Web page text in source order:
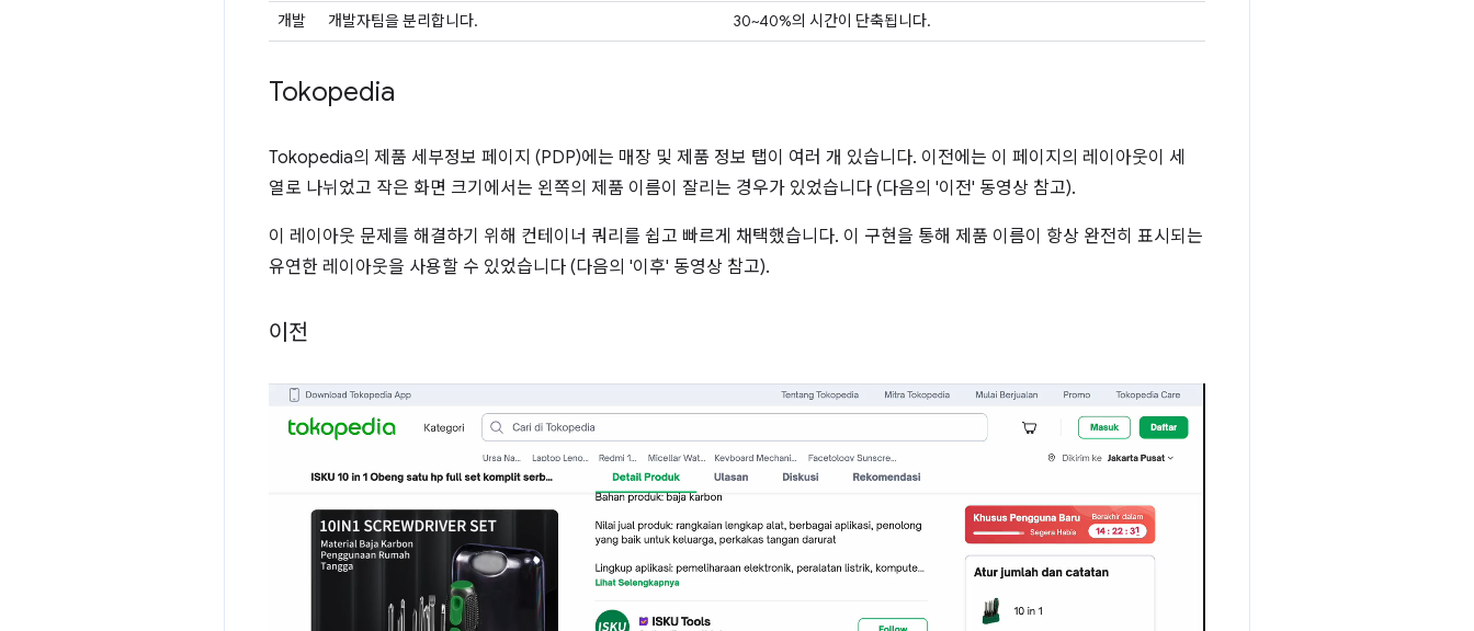
개발
개발자팀을 분리합니다. 30~40%의 시간이 단축됩니다.
Tokopedia
Tokopedia의 제품 세부정보 페이지 (PDP)에는 매장 및 제품 정보 탭이 여러 개 있습니다. 이전에는 이 페이지의 레이아웃이 세
열로 나뉘었고 작은 화면 크기에서는 왼쪽의 제품 이름이 잘리는 경우가 있었습니다 (다음의 '이전' 동영상 참고).
이 레이아웃 문제를 해결하기 위해 컨테이너 쿼리를 쉽고 빠르게 채택했습니다. 이 구현을 통해 제품 이름이 항상 완전히 표시되는
유연한 레이아웃을 사용할 수 있었습니다 (다음의 '이후' 동영상 참고).
이전